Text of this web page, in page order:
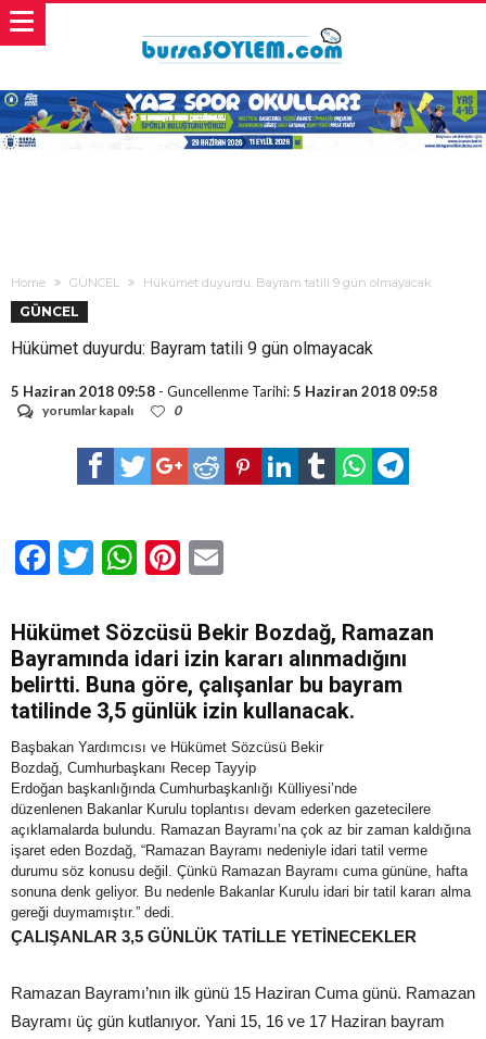
Home GÜNCEL Hükümet duyurdu: Bayram tatili 9 gün olmayacak
GÜNCEL
Hükümet duyurdu: Bayram tatili 9 gün olmayacak
5 Haziran 2018 09:58 - Guncellenme Tarihi:5 Haziran 2018 09:58
Hükümet
Bayram
yorumlar kapalı 0
Facebook
TwitterWhatsApp
Pinterest
Hükümet Sözcüsü Bekir Bozdağ, Ramazan
Bayramında idari izin kararı alınmadığını
belirtti. Buna göre, çalışanlar bu bayram
tatilinde 3,5 günlük izin kullanacak.
Başbakan Yardımcısı ve Hükümet Sözcüsü Bekir
Bozdağ, Cumhurbaşkanı Recep Tayyip
Erdoğan başkanlığında Cumhurbaşkanlığı Külliyesi’nde
düzenlenen Bakanlar Kurulu toplantısı devam ederken gazetecilere
açıklamalarda bulundu. Ramazan Bayramı’na çok az bir zaman kaldığına
işaret eden Bozdağ, “Ramazan Bayramı nedeniyle idari tatil verme
durumu söz konusu değil. Çünkü Ramazan Bayramı cuma gününe, hafta
sonuna denk geliyor. Bu nedenle Bakanlar Kurulu idari bir tatil kararı alma
gereği duymamıştır.” dedi.
ÇALIŞANLAR 3,5 GÜNLÜK TATİLLE YETİNECEKLER
Ramazan Bayramı’nın ilk günü 15 Haziran Cuma günü. Ramazan
Bayramı üç gün kutlanıyor. Yani 15, 16 ve 17 Haziran bayram